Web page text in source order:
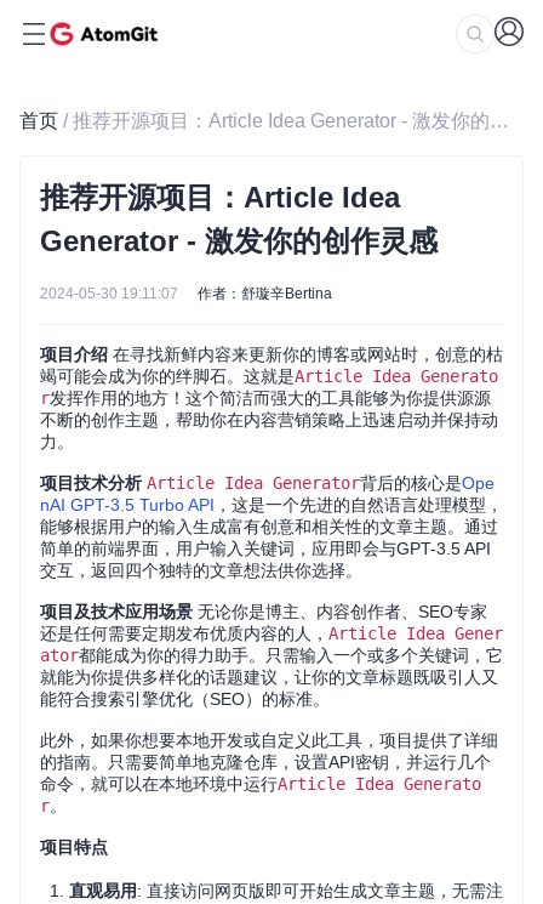
首页 / 推荐开源项目：Article Idea Generator - 激发你的创作灵感
推荐开源项目：Article Idea
Generator - 激发你的创作灵感
2024-05-30 19:11:07 作者：舒璇辛Bertina
项目介绍 在寻找新鲜内容来更新你的博客或网站时，创意的枯
竭可能会成为你的绊脚石。这就是Article Idea Generato
r发挥作用的地方！这个简洁而强大的工具能够为你提供源源
不断的创作主题，帮助你在内容营销策略上迅速启动并保持动
力。
项目技术分析 Article Idea Generator背后的核心是Ope
nAI GPT-3.5 Turbo API ，这是一个先进的自然语言处理模型，
能够根据用户的输入生成富有创意和相关性的文章主题。通过
简单的前端界面，用户输入关键词，应用即会与GPT-3.5 API
交互，返回四个独特的文章想法供你选择。
项目及技术应用场景 无论你是博主、内容创作者、SEO专家
还是任何需要定期发布优质内容的人， Article Idea Gener
ator都能成为你的得力助手。只需输入一个或多个关键词，它
就能为你提供多样化的话题建议，让你的文章标题既吸引人又
能符合搜索引擎优化（SEO）的标准。
此外，如果你想要本地开发或自定义此工具，项目提供了详细
的指南。只需要简单地克隆仓库，设置API密钥，并运行几个
命令，就可以在本地环境中运行Article Idea Generato
r。
项目特点
直观易用: 直接访问网页版即可开始生成文章主题，无需注